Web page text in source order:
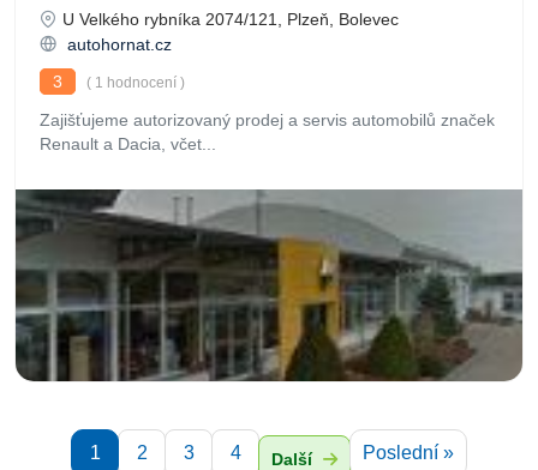
U Velkého rybníka 2074/121, Plzeň, Bolevec
autohornat.cz
3
( 1 hodnocení )
Zajišťujeme autorizovaný prodej a servis automobilů značek
Renault a Dacia, včet...
1 2 3 4 Další Poslední »